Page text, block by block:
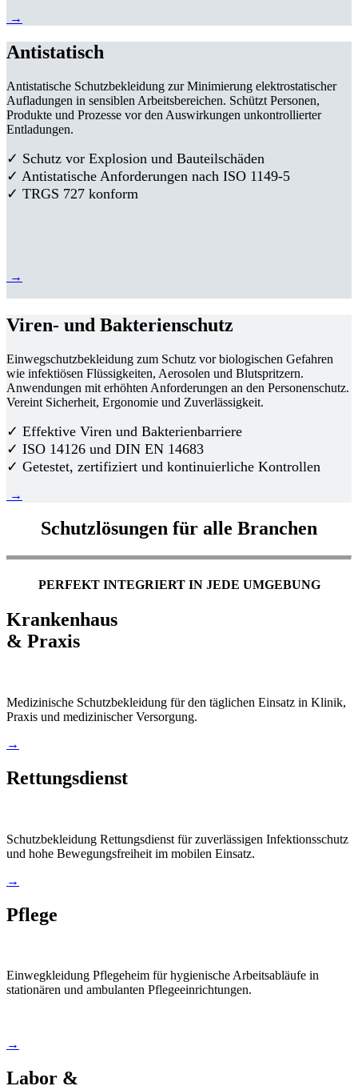
→
Antistatisch
Antistatische Schutzbekleidung zur Minimierung elektrostatischer
Aufladungen in sensiblen Arbeitsbereichen. Schützt Personen,
Produkte und Prozesse vor den Auswirkungen unkontrollierter
Entladungen.
✓ Schutz vor Explosion und Bauteilschäden
✓ Antistatische Anforderungen nach ISO 1149-5
✓ TRGS 727 konform
→
Viren- und Bakterienschutz
Einwegschutzbekleidung zum Schutz vor biologischen Gefahren
wie infektiösen Flüssigkeiten, Aerosolen und Blutspritzern.
Anwendungen mit erhöhten Anforderungen an den Personenschutz.
Vereint Sicherheit, Ergonomie und Zuverlässigkeit.
✓ Effektive Viren und Bakterienbarriere
✓ ISO 14126 und DIN EN 14683
✓ Getestet, zertifiziert und kontinuierliche Kontrollen
→
Schutzlösungen für alle Branchen
PERFEKT INTEGRIERT IN JEDE UMGEBUNG
Krankenhaus
& Praxis
Medizinische Schutzbekleidung für den täglichen Einsatz in Klinik,
Praxis und medizinischer Versorgung.
→
Rettungsdienst
Schutzbekleidung Rettungsdienst für zuverlässigen Infektionsschutz
und hohe Bewegungsfreiheit im mobilen Einsatz.
→
Pflege
Einwegkleidung Pflegeheim für hygienische Arbeitsabläufe in
stationären und ambulanten Pflegeeinrichtungen.
→
Labor &